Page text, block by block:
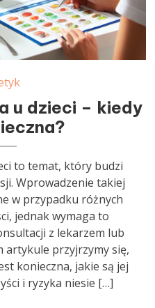
u dzieci – kiedy
to temat, który budzi
Wprowadzenie takiej
w przypadku różnych
jednak wymaga to
z lekarzem lub
artykule przyjrzymy się,
konieczna, jakie są jej
i ryzyka niesie […]